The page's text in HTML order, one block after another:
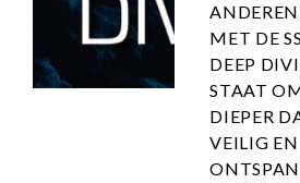
MET DE
DEEP
STAAT
DIEPER
VEILIG EN